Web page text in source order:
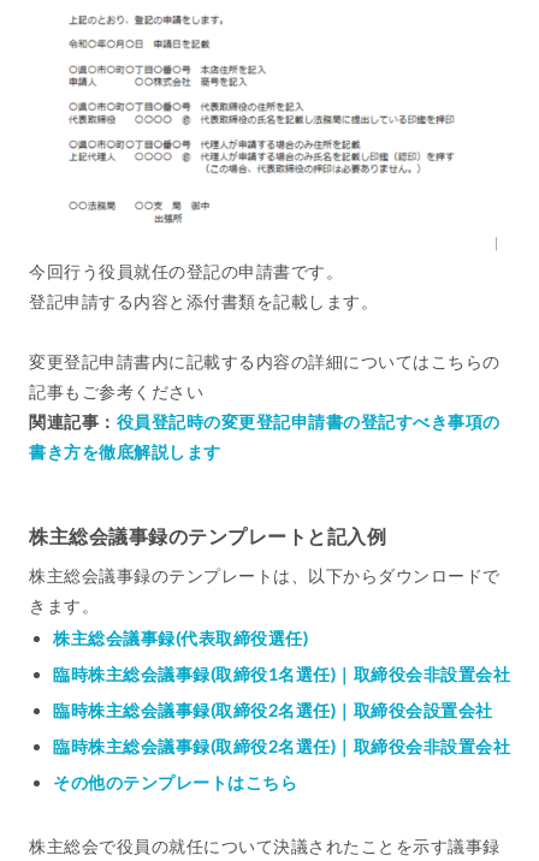
今回行う役員就任の登記の申請書です。
登記申請する内容と添付書類を記載します。
変更登記申請書内に記載する内容の詳細についてはこちらの
記事もご参考ください
関連記事： 役員登記時の変更登記申請書の登記すべき事項の
書き方を徹底解説します
株主総会議事録のテンプレートと記入例
株主総会議事録のテンプレートは、以下からダウンロードで
きます。
株主総会議事録(代表取締役選任)
臨時株主総会議事録(取締役1名選任)｜取締役会非設置会社
臨時株主総会議事録(取締役2名選任)｜取締役会設置会社
臨時株主総会議事録(取締役2名選任)｜取締役会非設置会社
その他のテンプレートはこちら
株主総会で役員の就任について決議されたことを示す議事録